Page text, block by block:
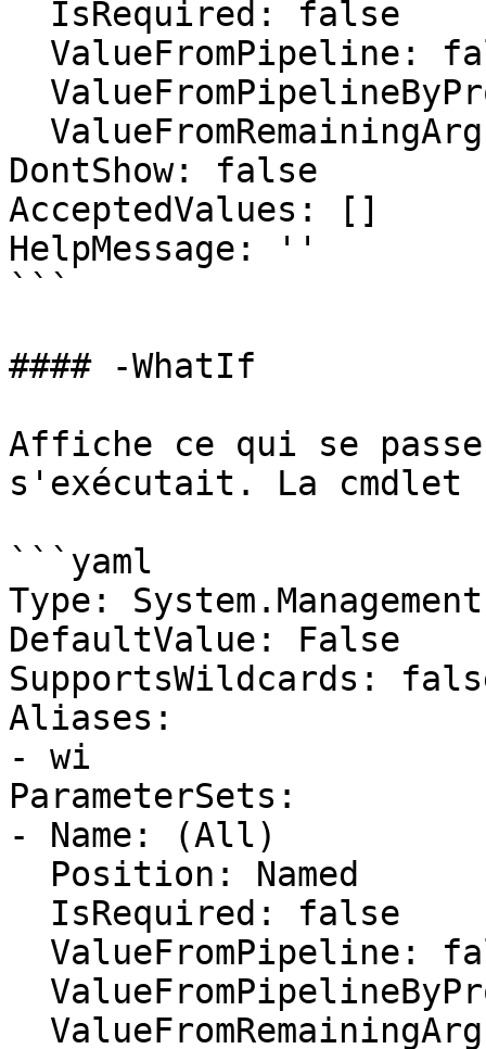
DontShow: false
AcceptedValues: []
HelpMessage: ''
```
#### -WhatIf
Affiche ce qui se
s'exécutait. La cmdlet
```yaml
Type:
DefaultValue: False
SupportsWildcards:
Aliases:
- wi
ParameterSets:
- Name: (All)